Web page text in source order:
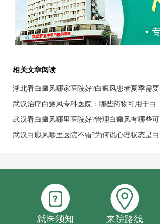
相关文章阅读
湖北看白癜风哪家医院好?白癜风患者夏季需要
武汉治疗白癜风专科医院：哪些药物可用于白
武汉看白癜风哪里医院好?管理白癜风有哪些可
武汉白癜风哪里医院不错?为何说心理状态是白
就医须知 来院路线